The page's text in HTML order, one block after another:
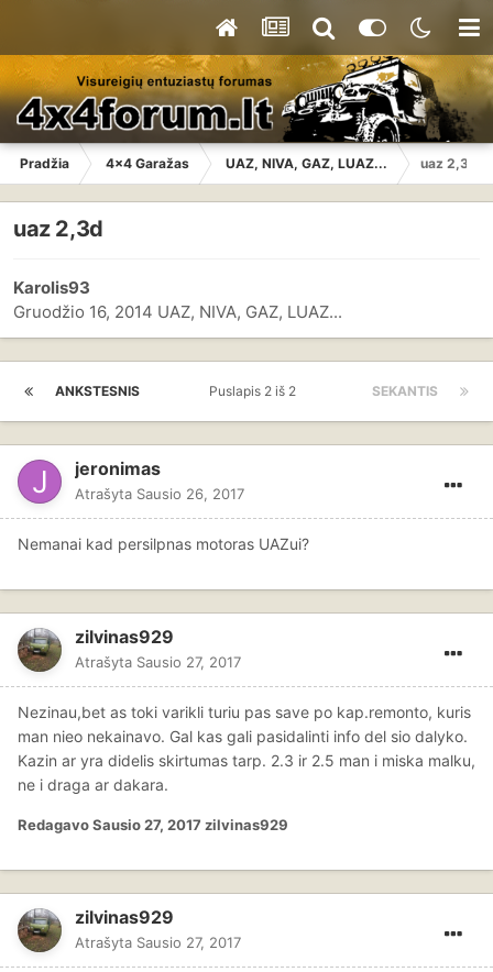
Pradžia 4x4 Garažas UAZ, NIVA, GAZ, LUAZ... uaz 2,3d
uaz 2,3d
Karolis93
Gruodžio 16, 2014 UAZ, NIVA, GAZ, LUAZ...
ANKSTESNIS SEKANTIS
Puslapis 2 iš 2
jeronimas
Atrašyta Sausio 26, 2017
Nemanai kad persilpnas motoras UAZui?
zilvinas929
Atrašyta Sausio 27, 2017
Nezinau,bet as toki varikli turiu pas save po kap.remonto, kuris
man nieo nekainavo. Gal kas gali pasidalinti info del sio dalyko.
Kazin ar yra didelis skirtumas tarp. 2.3 ir 2.5 man i miska malku,
ne i draga ar dakara.
RedagavoSausio 27, 2017 zilvinas929
zilvinas929
Atrašyta Sausio 27, 2017